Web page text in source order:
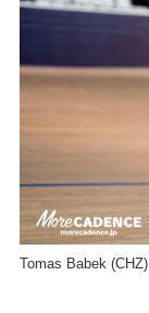
Tomas Babek (CHZ)